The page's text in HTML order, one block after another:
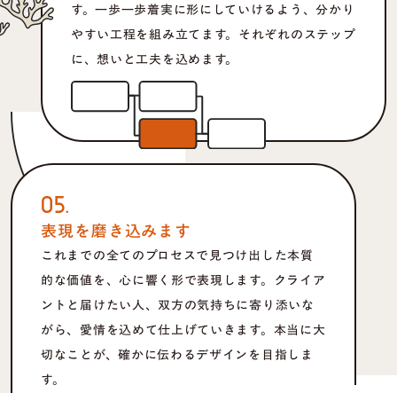
す。一歩一歩着実に形にしていけるよう、分かり
やすい工程を組み立てます。それぞれのステップ
に、想いと工夫を込めます。
05.
表現を磨き込みます
これまでの全てのプロセスで見つけ出した本質
的な価値を、心に響く形で表現します。クライア
ントと届けたい人、双方の気持ちに寄り添いな
がら、愛情を込めて仕上げていきます。本当に大
切なことが、確かに伝わるデザインを目指しま
す。